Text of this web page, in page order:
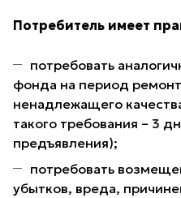
Потребитель имеет
потребовать
фонда на период
ненадлежащего
такого требования – 3
предъявления);
потребовать
убытков, вреда,